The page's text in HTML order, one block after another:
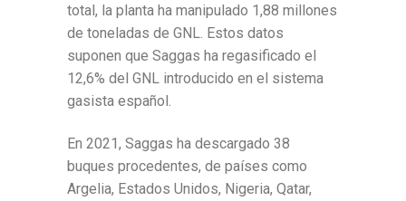
total, la planta ha manipulado 1,88 millones
de toneladas de GNL. Estos datos
suponen que Saggas ha regasificado el
12,6% del GNL introducido en el sistema
gasista español.
En 2021, Saggas ha descargado 38
buques procedentes, de países como
Argelia, Estados Unidos, Nigeria, Qatar,